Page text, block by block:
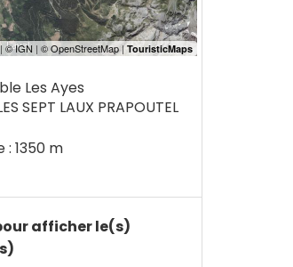
Les Ayes
SEPT LAUX PRAPOUTEL
: 1350 m
afficher le(s)